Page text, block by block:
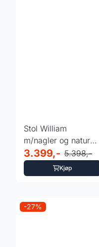
Stol William
m/nagler og natur
ben grå
3.399,- 5.398,-
Kjøp
-27%